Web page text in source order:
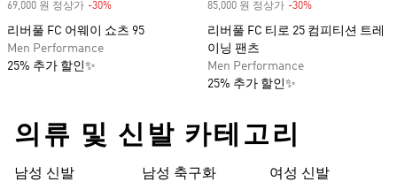
69,000 원 정상가 -30%
리버풀 FC 어웨이 쇼츠 95
Men Performance
25% 추가 할인✨
85,000 원 정상가 -30%
리버풀 FC 티로 25 컴피티션 트레
이닝 팬츠
Men Performance
25% 추가 할인✨
의류 및 신발 카테고리
남성 신발 남성 축구화 여성 신발